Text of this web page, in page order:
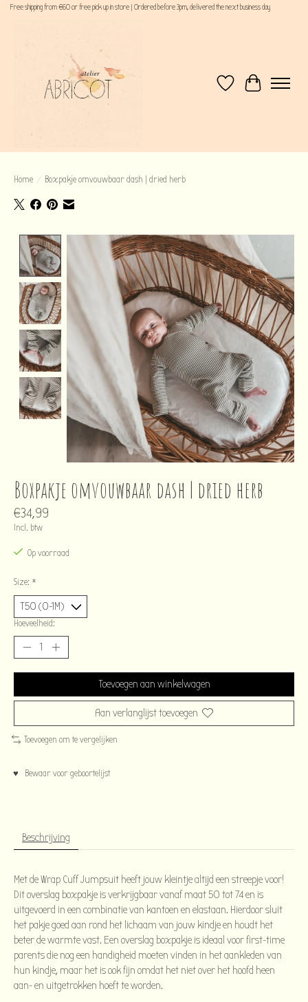
Free shipping from €60 or free pick up in store | Ordered before 3pm, delivered the next business day
VerlanglijstWinkelwagen
Home / Boxpakje omvouwbaar dash | dried herb
Product image slideshow Items
Boxpakje omvouwbaar dash | dried herb
€34,99
Incl. btw
Op voorraad
Size: *
Hoeveelheid:
Toevoegen aan winkelwagen
Aan verlanglijst toevoegen
Toevoegen om te vergelijken
♥ Bewaar voor geboortelijst
Beschrijving
Met de Wrap Cuff Jumpsuit heeft jouw kleintje altijd een streepje voor!
Dit overslag boxpakje is verkrijgbaar vanaf maat 50 tot 74 en is
uitgevoerd in een combinatie van kantoen en elastaan. Hierdoor sluit
het pakje goed aan rond het lichaam van jouw kindje en houdt het
beter de warmte vast. Een overslag boxpakje is ideaal voor first-time
parents die nog een handigheid moeten vinden in het aankleden van
hun kindje, maar het is ook fijn omdat het niet over het hoofd heen
aan- en uitgetrokken hoeft te worden.